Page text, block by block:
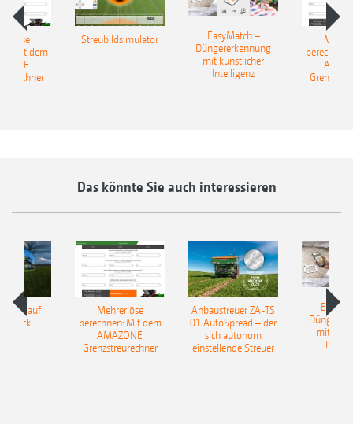
Mit dem
Streubildsimulator
EasyMatch –
Düngererkennung
mit künstlicher
Intelligenz
Das könnte Sie auch interessieren
auf
Mehrerlöse
berechnen: Mit dem
AMAZONE
Grenzstreurechner
Anbaustreuer ZA-TS
01 AutoSpread – der
sich autonom
einstellende Streuer
mit